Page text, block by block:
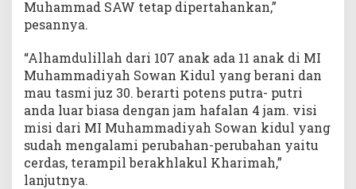
Muhammad SAW tetap dipertahankan,”
pesannya.
“Alhamdulillah dari 107 anak ada 11 anak di MI
Muhammadiyah Sowan Kidul yang berani dan
mau tasmi juz 30. berarti potens putra- putri
anda luar biasa dengan jam hafalan 4 jam. visi
misi dari MI Muhammadiyah Sowan kidul yang
sudah mengalami perubahan-perubahan yaitu
cerdas, terampil berakhlakul Kharimah,”
lanjutnya.